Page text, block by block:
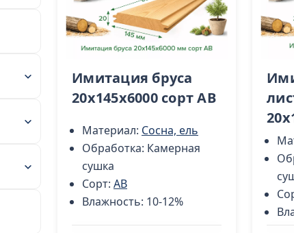
Имитация бруса
20x145x6000 сорт AB
Материал: Сосна, ель
Обработка: Камерная
сушка
Сорт: AB
Влажность: 10-12%